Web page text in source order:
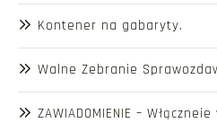
Kontener na gabaryty.
Walne Zebranie
ZAWIADOMIENIE –